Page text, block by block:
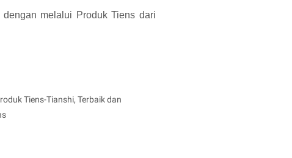
melalui Produk Tiens dari
Tiens-Tianshi, Terbaik dan